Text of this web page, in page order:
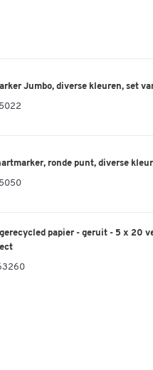
Jumbo, diverse kleuren, set
ronde punt, diverse
papier - geruit - 5 x 20